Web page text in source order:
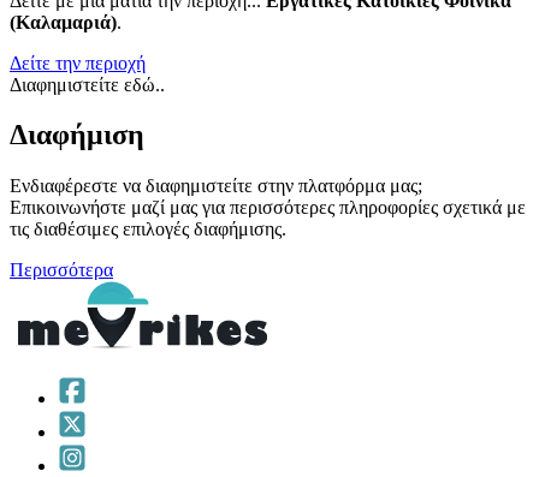
(Καλαμαριά).
Δείτε την περιοχή
Διαφημιστείτε εδώ..
Διαφήμιση
Ενδιαφέρεστε να διαφημιστείτε στην πλατφόρμα μας;
Επικοινωνήστε μαζί μας για περισσότερες πληροφορίες σχετικά με
τις διαθέσιμες επιλογές διαφήμισης.
Περισσότερα